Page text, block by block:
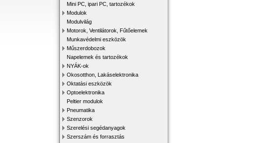
Mini PC, ipari PC, tartozékok
Modulok
Modulvilág
Motorok, Ventilátorok, Fűtőelemek
Munkavédelmi eszközök
Műszerdobozok
Napelemek és tartozékok
NYÁK-ok
Okosotthon, Lakáselektronika
Oktatási eszközök
Optoelektronika
Peltier modulok
Pneumatika
Szenzorok
Szerelési segédanyagok
Szerszám és forrasztás